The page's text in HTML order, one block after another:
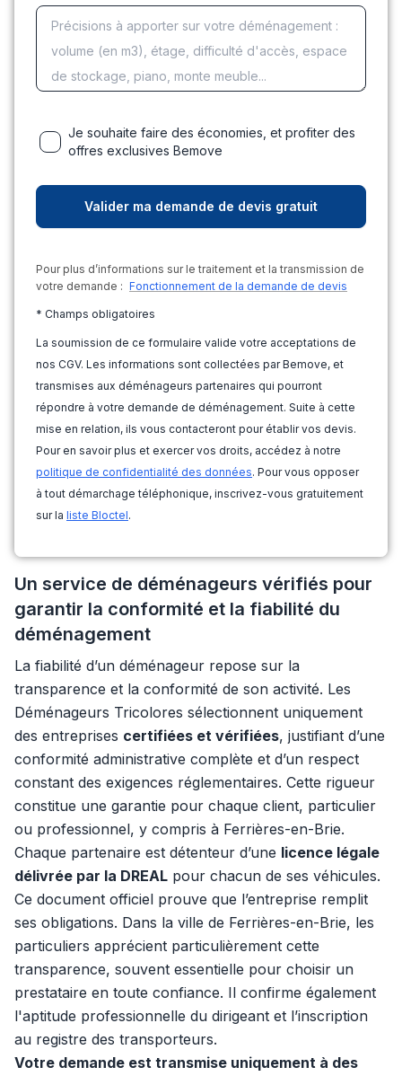
Je souhaite faire des économies, et profiter des
offres exclusives Bemove
Pour plus d’informations sur le traitement et la transmission de
votre demande : Fonctionnement de la demande de devis
* Champs obligatoires
La soumission de ce formulaire valide votre acceptations de
nos CGV. Les informations sont collectées par Bemove, et
transmises aux déménageurs partenaires qui pourront
répondre à votre demande de déménagement. Suite à cette
mise en relation, ils vous contacteront pour établir vos devis.
Pour en savoir plus et exercer vos droits, accédez à notre
politique de confidentialité des données. Pour vous opposer
à tout démarchage téléphonique, inscrivez-vous gratuitement
sur la liste Bloctel.
Un service de déménageurs vérifiés pour
garantir la conformité et la fiabilité du
déménagement
La fiabilité d’un déménageur repose sur la
transparence et la conformité de son activité. Les
Déménageurs Tricolores sélectionnent uniquement
des entreprises certifiées et vérifiées, justifiant d’une
conformité administrative complète et d’un respect
constant des exigences réglementaires. Cette rigueur
constitue une garantie pour chaque client, particulier
ou professionnel, y compris à Ferrières-en-Brie.
Chaque partenaire est détenteur d’une licence légale
délivrée par la DREAL pour chacun de ses véhicules.
Ce document officiel prouve que l’entreprise remplit
ses obligations. Dans la ville de Ferrières-en-Brie, les
particuliers apprécient particulièrement cette
transparence, souvent essentielle pour choisir un
prestataire en toute confiance. Il confirme également
l'aptitude professionnelle du dirigeant et l’inscription
au registre des transporteurs.
Votre demande est transmise uniquement à des